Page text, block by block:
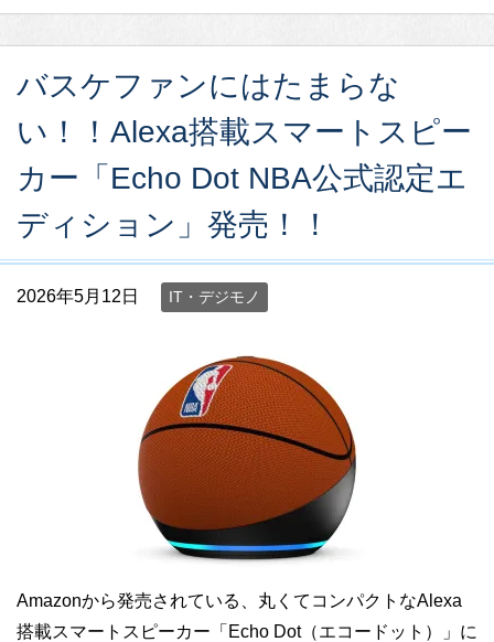
バスケファンにはたまらな
い！！Alexa搭載スマートスピー
カー「Echo Dot NBA公式認定エ
ディション」発売！！
2026年5月12日 IT・デジモノ
Amazonから発売されている、丸くてコンパクトなAlexa
搭載スマートスピーカー「Echo Dot（エコードット）」に